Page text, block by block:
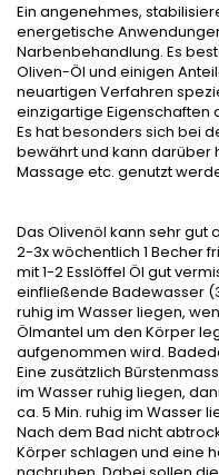
Ein angenehmes,
energetische
Narbenbehandlung. Es
Oliven-Öl und einigen
neuartigen Verfahren
einzigartige Eigenschaften
Es hat besonders sich bei
bewährt und kann darüber
Massage etc. genutzt
Das Olivenöl kann sehr gut
2-3x wöchentlich 1 Becher
mit 1-2 Esslöffel Öl gut
einfließende Badewasser
ruhig im Wasser liegen,
Ölmantel um den Körper
aufgenommen wird.
Eine zusätzlich
im Wasser ruhig liegen,
ca. 5 Min. ruhig im Wasser
Nach dem Bad nicht
Körper schlagen und eine